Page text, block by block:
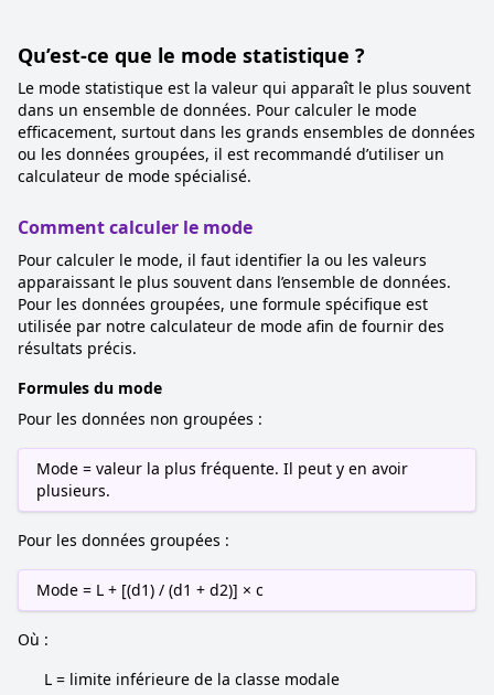
Qu’est-ce que le mode statistique ?
Le mode statistique est la valeur qui apparaît le plus souvent
dans un ensemble de données. Pour calculer le mode
efficacement, surtout dans les grands ensembles de données
ou les données groupées, il est recommandé d’utiliser un
calculateur de mode spécialisé.
Comment calculer le mode
Pour calculer le mode, il faut identifier la ou les valeurs
apparaissant le plus souvent dans l’ensemble de données.
Pour les données groupées, une formule spécifique est
utilisée par notre calculateur de mode afin de fournir des
résultats précis.
Formules du mode
Pour les données non groupées :
Mode = valeur la plus fréquente. Il peut y en avoir
plusieurs.
Pour les données groupées :
Mode = L + [(d1) / (d1 + d2)] × c
Où :
L = limite inférieure de la classe modale